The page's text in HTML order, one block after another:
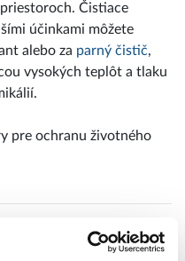
Čistiace
účinkami môžete
alebo za parný čistič,
vysokých teplôt a tlaku
pre ochranu životného